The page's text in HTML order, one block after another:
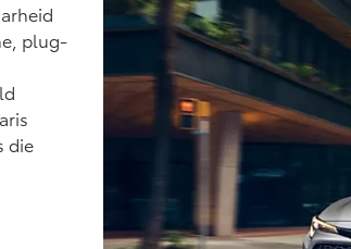
plug-
die